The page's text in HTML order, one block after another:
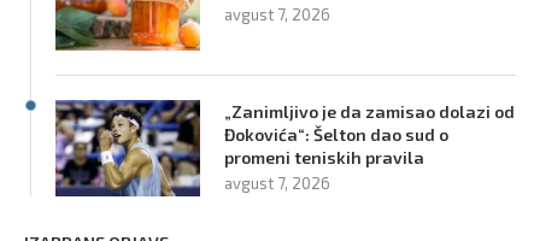
avgust 7, 2026
„Zanimljivo je da zamisao dolazi od
Đokovića“: Šelton dao sud o
promeni teniskih pravila
avgust 7, 2026